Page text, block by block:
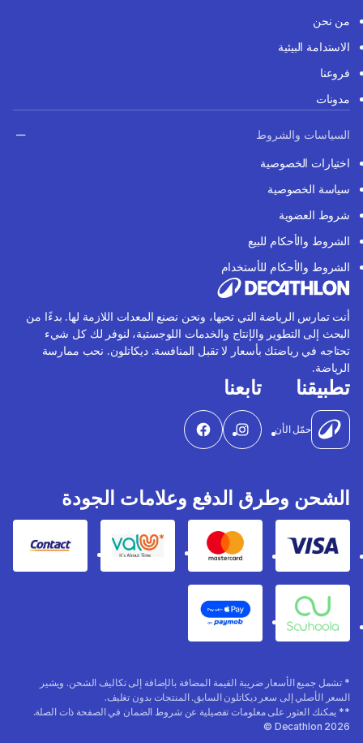
من نحن
الاستدامة البيئية
فروعنا
مدونات
السياسات والشروط
اختيارات الخصوصية
سياسة الخصوصية
شروط العضوية
الشروط والأحكام للبيع
الشروط والأحكام للأستخدام
أنت تمارس الرياضة التي تحبها، ونحن نصنع المعدات اللازمة لها. بدءًا من
البحث إلى التطوير والإنتاج والخدمات اللوجستية، لنوفر لك كل شيء
تحتاجه في رياضتك بأسعار لا تقبل المنافسة. ديكاتلون. نحب ممارسة
الرياضة.
تطبيقنا
حمّل الأن
تابعنا
الشحن وطرق الدفع وعلامات الجودة
Visa
Mastercard
Valu
Contact
Souhoola
Apple Pay
* تشمل جميع الأسعار ضريبة القيمة المضافة بالإضافة إلى تكاليف الشحن. ويشير
السعر الأصلي إلى سعر ديكاتلون السابق. المنتجات بدون تغليف.
** يمكنك العثور على معلومات تفصيلية عن شروط الضمان في الصفحة ذات الصلة.
Decathlon 2026 ©